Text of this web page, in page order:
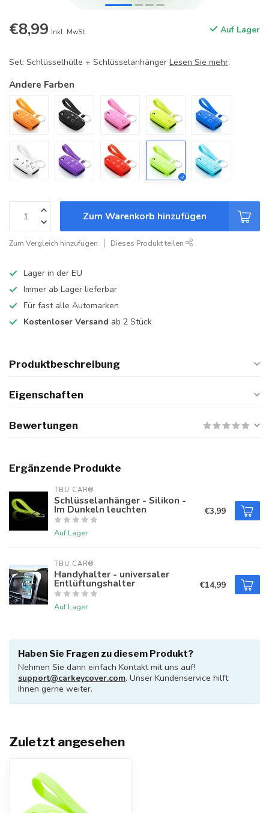
€8,99 Inkl. MwSt. Auf Lager
Set: Schlüsselhülle + Schlüsselanhänger Lesen Sie mehr.
Andere Farben
Zum Warenkorb hinzufügen
Zum Vergleich hinzufügen Dieses Produkt teilen
Lager in der EU
Immer ab Lager lieferbar
Für fast alle Automarken
Kostenloser Versand ab 2 Stück
Produktbeschreibung
Eigenschaften
Bewertungen
Ergänzende Produkte
TBU CAR®
Schlüsselanhänger - Silikon -
Im Dunkeln leuchten
Auf Lager
€3,99
TBU CAR®
Handyhalter - universaler
Entlüftungshalter
Auf Lager
€14,99
Haben Sie Fragen zu diesem Produkt?
Nehmen Sie dann einfach Kontakt mit uns auf!
support@carkeycover.com. Unser Kundenservice hilft
Ihnen gerne weiter.
Zuletzt angesehen